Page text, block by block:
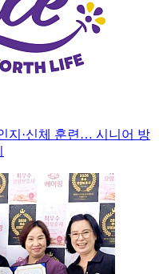
지·신체 훈련… 시니어 방